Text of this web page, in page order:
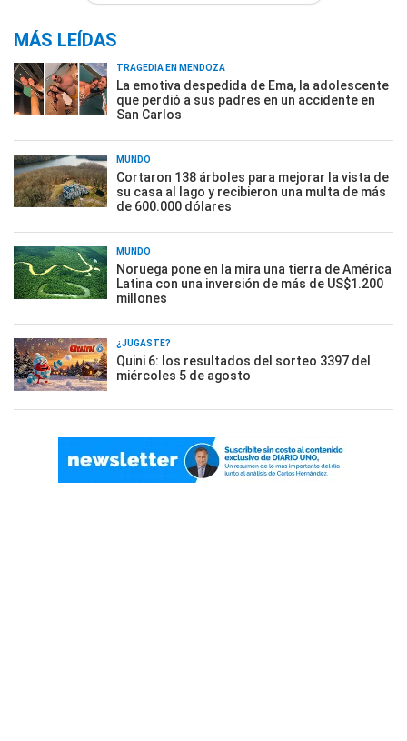
MÁS LEÍDAS
TRAGEDIA EN MENDOZA
La emotiva despedida de Ema, la adolescente
que perdió a sus padres en un accidente en
San Carlos
MUNDO
Cortaron 138 árboles para mejorar la vista de
su casa al lago y recibieron una multa de más
de 600.000 dólares
MUNDO
Noruega pone en la mira una tierra de América
Latina con una inversión de más de US$1.200
millones
¿JUGASTE?
Quini 6: los resultados del sorteo 3397 del
miércoles 5 de agosto